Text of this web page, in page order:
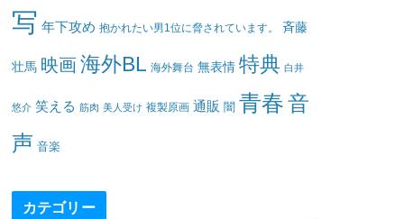
写 年下攻め 抱かれたい男1位に脅されています。 斉藤
壮馬 映画海外BL 海外舞台 無表情 特典 白井
悠介 笑える 筋肉 美人受け 複製原画 通販 闇 青春音
声 音楽
カテゴリー